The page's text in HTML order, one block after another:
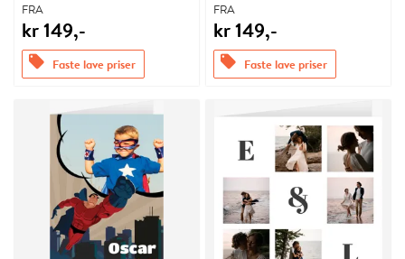
FRA
kr 149,-
offers Faste lave priser
FRA
kr 149,-
offers Faste lave priser